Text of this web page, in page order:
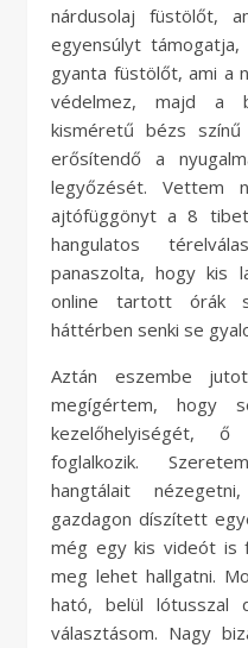
nárdusolaj füstölőt,
egyensúlyt
gyanta füstölőt, ami a
védelmez, majd a
kisméretű bézs
erősítendő a
legyőzését. Vettem
ajtófüggönyt a 8
hangulatos
panaszolta, hogy kis
online tartott órák
háttérben senki se
Aztán eszembe
megígértem, hogy
kezelőhelyiségét, ő
foglalkozik.
hangtálait
gazdagon díszített
még egy kis videót is
meg lehet hallgatni.
ható, belül lótusszal
választásom. Nagy